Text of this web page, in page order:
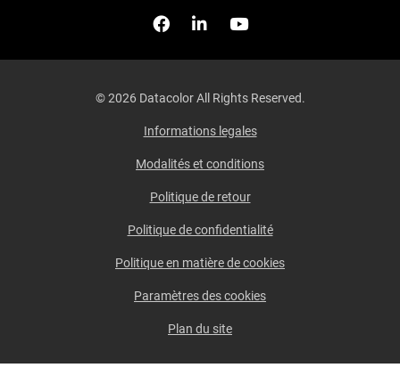
FacebookFollow us on Linkedin
Watch us on
© 2026 Datacolor All Rights Reserved.
Informations legales
Modalités et conditions
Politique de retour
Politique de confidentialité
Politique en matière de cookies
Paramètres des cookies
Plan du site